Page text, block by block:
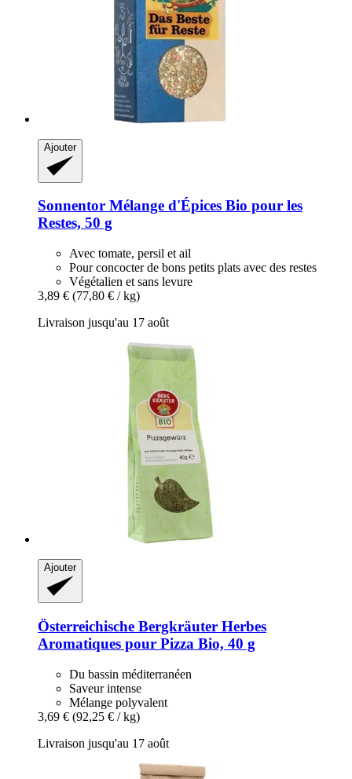
Ajouter
Sonnentor Mélange d'Épices Bio pour les
Restes, 50 g
Avec tomate, persil et ail
Pour concocter de bons petits plats avec des restes
Végétalien et sans levure
3,89 € (77,80 € / kg)
Livraison jusqu'au 17 août
Ajouter
Österreichische Bergkräuter Herbes
Aromatiques pour Pizza Bio, 40 g
Du bassin méditerranéen
Saveur intense
Mélange polyvalent
3,69 € (92,25 € / kg)
Livraison jusqu'au 17 août